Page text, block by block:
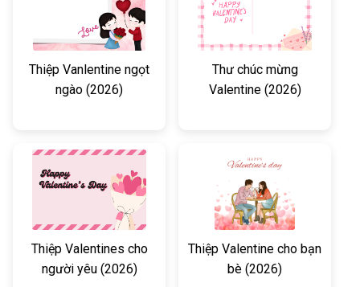
Thiệp Vanlentine ngọt
ngào (2026)
Thư chúc mừng
Valentine (2026)
Thiệp Valentines cho
người yêu (2026)
Thiệp Valentine cho bạn
bè (2026)